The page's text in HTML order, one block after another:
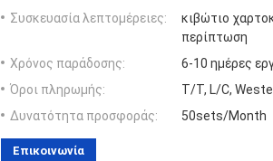
Συσκευασία λεπτομέρειες:
κιβώτιο
περίπτωση
Χρόνος παράδοσης:
6-10 ημέρες
Όροι πληρωμής:
T/T, L/C,
Δυνατότητα προσφοράς:
50sets/Month
Επικοινωνία